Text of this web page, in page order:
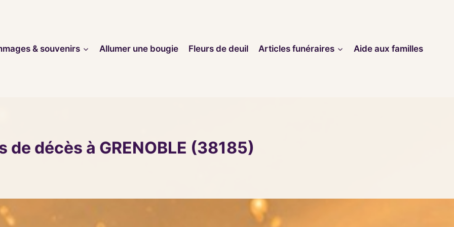
& souvenirs
Allumer une bougie Fleurs de deuil Articles funéraires Aide aux familles
de décès à GRENOBLE (38185)